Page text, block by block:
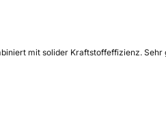
mit solider Kraftstoffeffizienz.